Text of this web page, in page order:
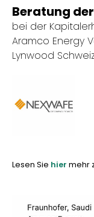
Beratung
bei der
Aramco Energy
Lynwood
Lesen Sie hier mehr